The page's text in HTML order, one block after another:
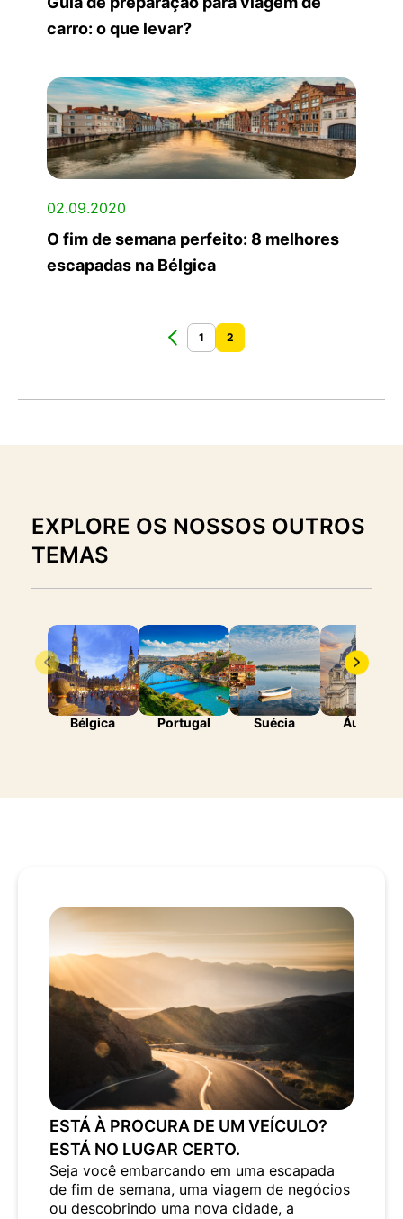
carro: o que levar?
02.09.2020
O fim de semana perfeito: 8 melhores
escapadas na Bélgica
1 2
EXPLORE OS NOSSOS OUTROS
TEMAS
Bélgica Portugal Suécia Áustria
ESTÁ À PROCURA DE UM VEÍCULO?
ESTÁ NO LUGAR CERTO.
Seja você embarcando em uma escapada
de fim de semana, uma viagem de negócios
ou descobrindo uma nova cidade, a